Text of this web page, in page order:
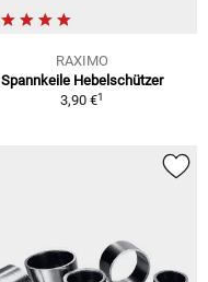
RAXIMO
Spannkeile Hebelschützer
3,90 €1